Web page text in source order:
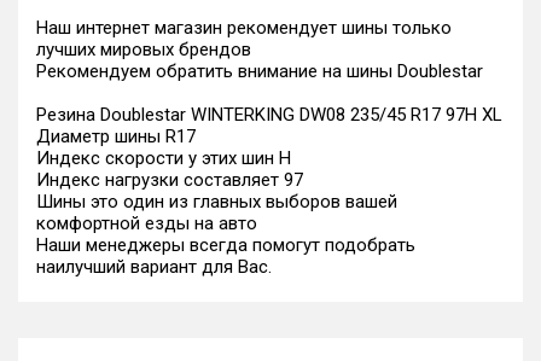
Наш интернет магазин рекомендует шины только
лучших мировых брендов
Рекомендуем обратить внимание на шины Doublestar
Резина Doublestar WINTERKING DW08 235/45 R17 97H XL
Диаметр шины R17
Индекс скорости у этих шин H
Индекс нагрузки составляет 97
Шины это один из главных выборов вашей
комфортной езды на авто
Наши менеджеры всегда помогут подобрать
наилучший вариант для Вас.